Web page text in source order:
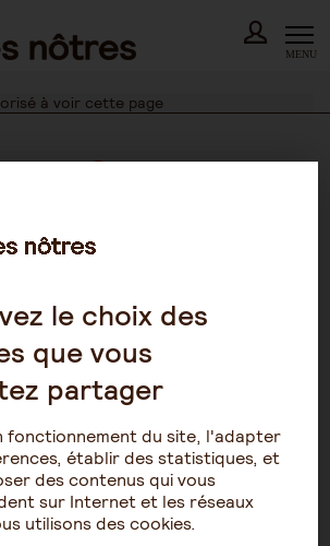
MENU
à voir cette page
PLAN DU SITE
D’UTILISATION
POLITIQUE DE PROTECTION DES
GESTION DES COOKIES
ACCESSIBILITÉ : NON
CONFORME
le choix des
que vous
partager
fonctionnement du site, l'adapter
établir des statistiques, et
des contenus qui vous
sur Internet et les réseaux
utilisons des cookies.